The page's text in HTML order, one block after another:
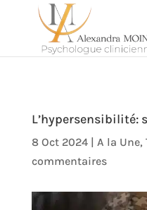
L’hypersensibilité:
8 Oct 2024| A la Une,
commentaires